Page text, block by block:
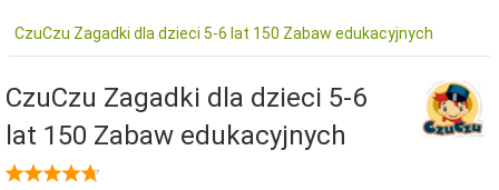
CzuCzu Zagadki dla dzieci 5-6 lat 150 Zabaw edukacyjnych
CzuCzu Zagadki dla dzieci 5-6
lat 150 Zabaw edukacyjnych